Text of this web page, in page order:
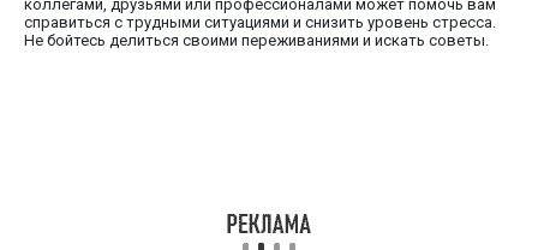
коллегами, друзьями или профессионалами может помочь вам
справиться с трудными ситуациями и снизить уровень стресса.
Не бойтесь делиться своими переживаниями и искать советы.